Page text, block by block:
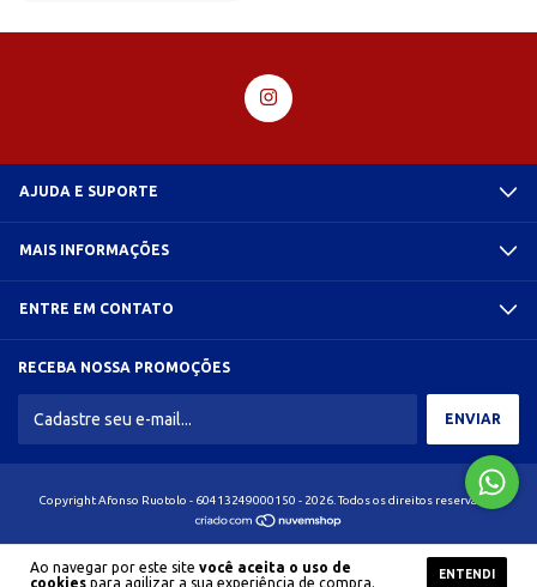
Ao navegar por este site você aceita o uso de
cookies para agilizar a sua experiência de compra.
ENTENDI
AJUDA E SUPORTE
MAIS INFORMAÇÕES
ENTRE EM CONTATO
RECEBA NOSSA PROMOÇÕES
Copyright Afonso Ruotolo - 60413249000150 - 2026. Todos os direitos reservados.